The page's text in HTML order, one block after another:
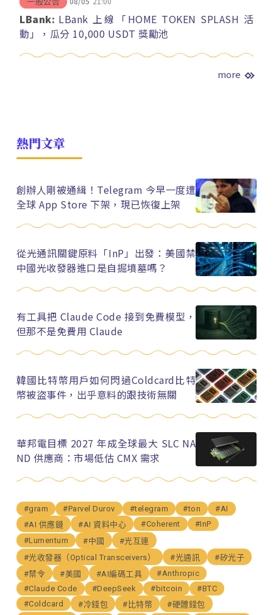
LBank: LBank 上線「HOME TOKEN SPLASH 活
動」，瓜分 10,000 USDT 獎勵池
more
熱門文章
創辦人剛被通緝！Telegram 今早一度遭
全球 App Store 下架，現已恢復上架
從光通訊關鍵原料「InP」出發：美國禁
中國光收發器進口是自掘墳墓嗎？
有工具把 Claude Code 接到免費模型，
但那不是免費用 Claude
韓國比特幣用戶如何閃過Coldcard比特
幣被盜事件，出乎意料的跟技術無關
華邦電目標 2027 年成全球最大 SLC NA
ND 供應商：市場低估 CMX 需求
#gram #Parvel Durov #telegram #ton
#AI
#AI 供應鏈
#AI 資料中心 #Coherent
#InP
#Lumentum
#中國
#光互連
#光收發器（Optical Transceivers）
#光通訊
#矽光子
#禁令
#美國 #AI編碼工具
#Anthropic
#Claude Code
#DeepSeek #bitcoin
#BTC
#Coldcard
#冷錢包 #比特幣
#硬體錢包